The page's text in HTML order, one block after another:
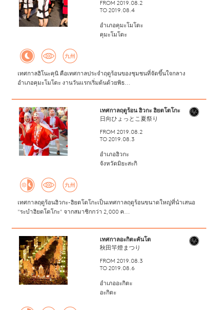
FROM 2019.08.2
TO 2019.08.4
อำเภอคุมะโมโตะ
คุมะโมโตะ
เทศกาลฮิโนะคุนิ คือเทศกาลประจำฤดูร้อนของชุมชนที่จัดขึ้นใจกลาง
อำเภอคุมะโมโตะ งานวันแรกเริ่มต้นด้วยพิธ...
เทศกาลฤดูร้อน ฮิวกะ ฮิยตโตโกะ
日向ひょっとこ夏祭り
FROM 2019.08.2
TO 2019.08.3
อำเภอฮิวกะ
จังหวัดมิยะสะกิ
เทศกาลฤดูร้อนฮิวกะ-ฮิยตโตโกะเป็นเทศกาลฤดูร้อนขนาดใหญ่ที่นำเสนอ
"ระบำฮิยตโตโกะ" จากสมาชิกกว่า 2,000 ค...
เทศกาลอะกิตะคันโต
秋田竿燈まつり
FROM 2019.08.3
TO 2019.08.6
อำเภออะกิตะ
อะกิตะ